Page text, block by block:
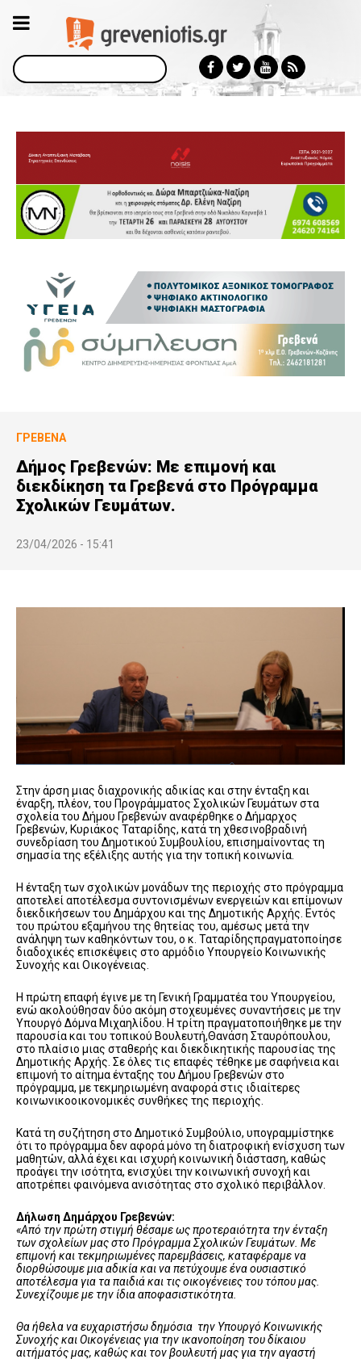
Αναζήτηση
ΓΡΕΒΕΝΆ
Δήμος Γρεβενών: Με επιμονή και
διεκδίκηση τα Γρεβενά στο Πρόγραμμα
Σχολικών Γευμάτων.
23/04/2026 - 15:41
Στην άρση μιας διαχρονικής αδικίας και στην ένταξη και
έναρξη, πλέον, του Προγράμματος Σχολικών Γευμάτων στα
σχολεία του Δήμου Γρεβενών αναφέρθηκε ο Δήμαρχος
Γρεβενών, Κυριάκος Ταταρίδης, κατά τη χθεσινοβραδινή
συνεδρίαση του Δημοτικού Συμβουλίου, επισημαίνοντας τη
σημασία της εξέλιξης αυτής για την τοπική κοινωνία.
Η ένταξη των σχολικών μονάδων της περιοχής στο πρόγραμμα
αποτελεί αποτέλεσμα συντονισμένων ενεργειών και επίμονων
διεκδικήσεων του Δημάρχου και της Δημοτικής Αρχής. Εντός
του πρώτου εξαμήνου της θητείας του, αμέσως μετά την
ανάληψη των καθηκόντων του, ο κ. Ταταρίδηςπραγματοποίησε
διαδοχικές επισκέψεις στο αρμόδιο Υπουργείο Κοινωνικής
Συνοχής και Οικογένειας.
Η πρώτη επαφή έγινε με τη Γενική Γραμματέα του Υπουργείου,
ενώ ακολούθησαν δύο ακόμη στοχευμένες συναντήσεις με την
Υπουργό Δόμνα Μιχαηλίδου. Η τρίτη πραγματοποιήθηκε με την
παρουσία και του τοπικού Βουλευτή,Θανάση Σταυρόπουλου,
στο πλαίσιο μιας σταθερής και διεκδικητικής παρουσίας της
Δημοτικής Αρχής. Σε όλες τις επαφές τέθηκε με σαφήνεια και
επιμονή το αίτημα ένταξης του Δήμου Γρεβενών στο
πρόγραμμα, με τεκμηριωμένη αναφορά στις ιδιαίτερες
κοινωνικοοικονομικές συνθήκες της περιοχής.
Κατά τη συζήτηση στο Δημοτικό Συμβούλιο, υπογραμμίστηκε
ότι το πρόγραμμα δεν αφορά μόνο τη διατροφική ενίσχυση των
μαθητών, αλλά έχει και ισχυρή κοινωνική διάσταση, καθώς
προάγει την ισότητα, ενισχύει την κοινωνική συνοχή και
αποτρέπει φαινόμενα ανισότητας στο σχολικό περιβάλλον.
Δήλωση Δημάρχου Γρεβενών:
«Από την πρώτη στιγμή θέσαμε ως προτεραιότητα την ένταξη
των σχολείων μας στο Πρόγραμμα Σχολικών Γευμάτων. Με
επιμονή και τεκμηριωμένες παρεμβάσεις, καταφέραμε να
διορθώσουμε μια αδικία και να πετύχουμε ένα ουσιαστικό
αποτέλεσμα για τα παιδιά και τις οικογένειες του τόπου μας.
Συνεχίζουμε με την ίδια αποφασιστικότητα.
Θα ήθελα να ευχαριστήσω δημόσια την Υπουργό Κοινωνικής
Συνοχής και Οικογένειας για την ικανοποίηση του δίκαιου
αιτήματός μας, καθώς και τον βουλευτή μας για την αγαστή